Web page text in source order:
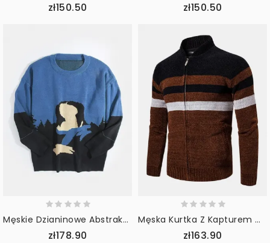
zł150.50 zł150.50
Męskie Dzianinowe Abstrakcyjne Figury Wzór Bawełniany Sweter Casual Swetry Z Okrągłym Dekoltem
zł178.90
Męska Kurtka Z Kapturem Colorblock W Paski Ze Skośną Kieszenią I Długim Rękawem
zł163.90